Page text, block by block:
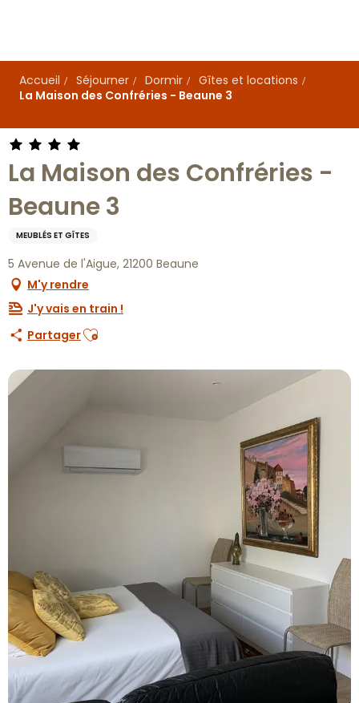
principal
Accueil
Séjourner Dormir
Gîtes et locations
La Maison des Confréries - Beaune 3
La Maison des Confréries -
Beaune 3
MEUBLÉS ET GÎTES
5 Avenue de l'Aigue, 21200 Beaune
M'y rendre
J'y vais en train !
PartagerAjouter aux favoris